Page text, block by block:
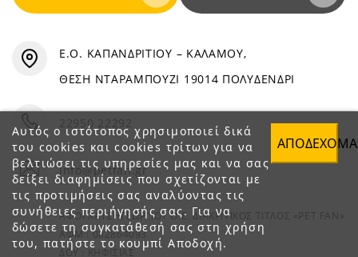
Αυτός ο ιστότοπος χρησιμοποιεί δικά
του cookies και cookies τρίτων για να
βελτιώσει τις υπηρεσίες μας και να σας
δείξει διαφημίσεις που σχετίζονται με
τις προτιμήσεις σας αναλύοντας τις
συνήθειες περιήγησής σας. Για να
δώσετε τη συγκατάθεσή σας στη χρήση
του, πατήστε το κουμπί Αποδοχή.
Ε.Ο. ΚΑΠΑΝΔΡΙΤΙΟΥ – ΚΑΛΑΜΟΥ,
ΘΕΣΗ ΝΤΑΡΑΜΠΟΥΖΙ 19014 ΠΟΛΥΔΕΝΔΡΙ
22950 22292
info@petfan.gr
ΑΦΟΙ ΧΑΤΖΗΓΕΩΡΓΙΟΥ Ο.Ε. ΔΙΑΚΡΙΤΙΚΟΣ ΤΙΤΛΟΣ «PET FAN»
ΑΦΜ : 082864093
ΔΟΥ : ΚΗΦΙΣΙΑΣ